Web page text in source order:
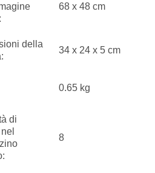
68 x 48 cm
della
34 x 24 x 5 cm
0.65 kg
di
8